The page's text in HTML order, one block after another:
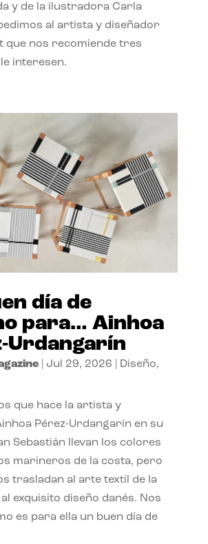
y de la ilustradora Carla
al artista y diseñador
que nos recomiende tres
interesen.
día de
para… Ainhoa
Urdangarín
| Jul 29, 2026 Diseño,
que hace la artista y
Pérez-Urdangarín en su
Sebastián llevan los colores
marineros de la costa, pero
trasladan al arte textil de la
exquisito diseño danés. Nos
es para ella un buen día de